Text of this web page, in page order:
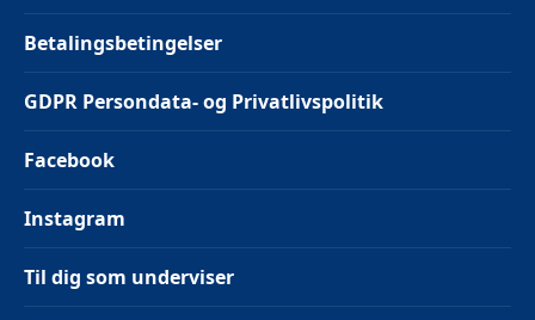
Betalingsbetingelser
GDPR Persondata- og Privatlivspolitik
Facebook
Instagram
Til dig som underviser